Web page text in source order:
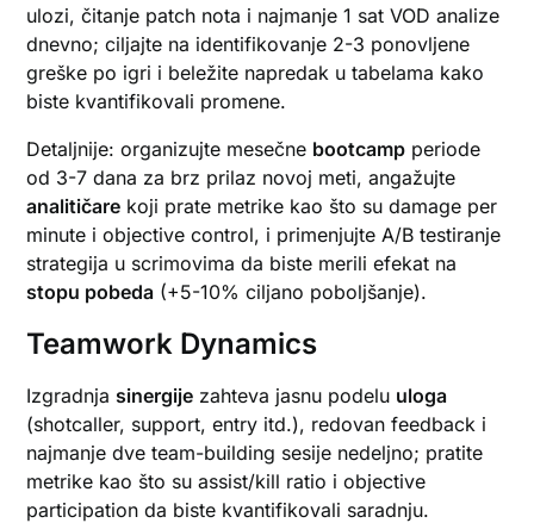
ulozi, čitanje patch nota i najmanje 1 sat VOD analize
dnevno; ciljajte na identifikovanje 2-3 ponovljene
greške po igri i beležite napredak u tabelama kako
biste kvantifikovali promenе.
Detaljnije: organizujte mesečne bootcamp periode
od 3-7 dana za brz prilaz novoj meti, angažujte
analitičare koji prate metrike kao što su damage per
minute i objective control, i primenjujte A/B testiranje
strategija u scrimovima da biste merili efekat na
stopu pobeda (+5-10% ciljano poboljšanje).
Teamwork Dynamics
Izgradnja sinergije zahteva jasnu podelu uloga
(shotcaller, support, entry itd.), redovan feedback i
najmanje dve team-building sesije nedeljno; pratite
metrike kao što su assist/kill ratio i objective
participation da biste kvantifikovali saradnju.